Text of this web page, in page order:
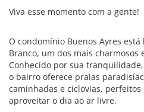
Viva esse momento com a gente!
O condomínio Buenos Ayres
Branco, um dos mais charmosos
Conhecido por sua
o bairro oferece praias
caminhadas e ciclovias,
aproveitar o dia ao ar livre.